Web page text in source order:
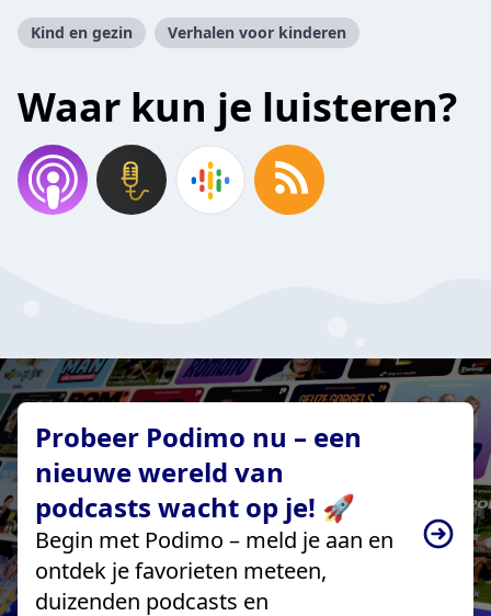
Kind en gezin Verhalen voor kinderen
Waar kun je luisteren?
Probeer Podimo nu – een
nieuwe wereld van
podcasts wacht op je! 🚀
Begin met Podimo – meld je aan en
ontdek je favorieten meteen,
duizenden podcasts en